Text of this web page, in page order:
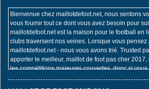
Bienvenue chez maillotdefoot.net, nous sentons
vous fournir tout ce dont vous avez besoin pour
maillotdefoot.net est la maison pour le football en
clubs traversent nos veines. Lorsque vous
maillotdefoot.net - nous vous avons trié. Trusted
apporter le meilleur, maillot de foot pas cher
les compétitions majeures couvertes, donc si